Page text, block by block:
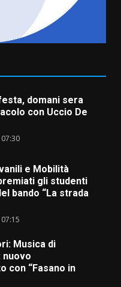
di Fasano apre
Festa di
domani sera
con Uccio De
e Mobilità
gli studenti
bando “La strada
Musica di
nuovo
con “Fasano in